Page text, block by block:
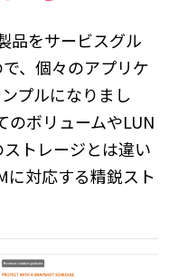
品をサービスグル
、個々のアプリケ
プルになりまし
のボリュームやLUN
トレージとは違い
に対応する精鋭スト